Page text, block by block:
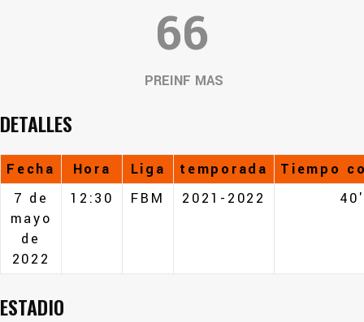
66
PREINF MAS
DETALLES
Fecha Hora Liga temporada
Tiempo
7 de
mayo
de
2022
12:30 FBM 2021-2022
ESTADIO